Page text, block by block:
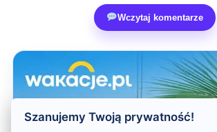
Wczytaj komentarze
Szanujemy Twoją prywatność!